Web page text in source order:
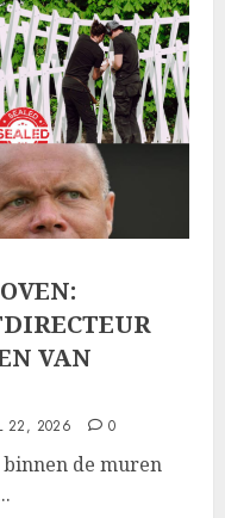
VAN
22, 2026 0
de muren